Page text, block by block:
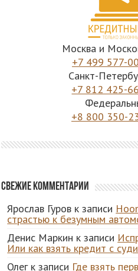
Москва и
+7 499 577-
Санкт-
+7 812 425-
+8 800 350-
Свежие комментарии
Ярослав Гуров к записи
страстью к безумным
Денис Маркин к записи
Или как взять кредит с
Олегк записи Где взять